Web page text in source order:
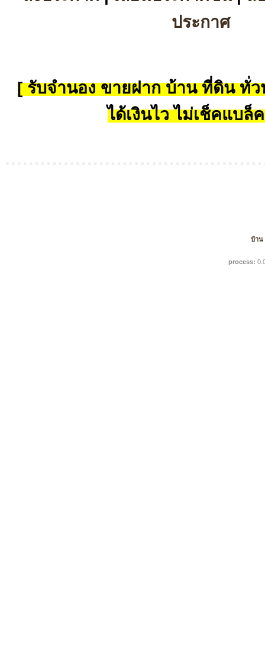
ประกาศ
[ รับจำนอง ขายฝาก บ้าน ที่ดิน ทั่ว
ได้เงินไว ไม่เช็คแบล็
บ้าน
process: